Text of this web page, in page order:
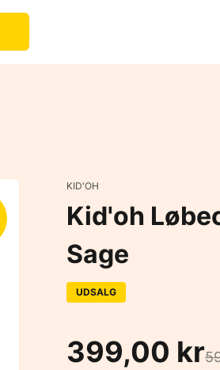
KID'OH
Kid'oh
Sage
UDSALG
399,00 kr